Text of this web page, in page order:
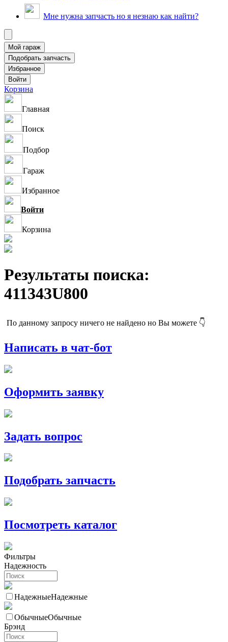
Мне нужна запчасть но я незнаю как найти?
Корзина
Главная
Поиск
Подбор
Гараж
Избранное
Войти
Корзина
Результаты поиска:
411343U800
По данному запросу ничего не найдено но Вы можете 👇
Написать в чат-бот
Оформить заявку
Задать вопрос
Подобрать запчасть
Посмотреть каталог
Фильтры
Надежность
НадежныеНадежные
ОбычныеОбычные
Брэнд